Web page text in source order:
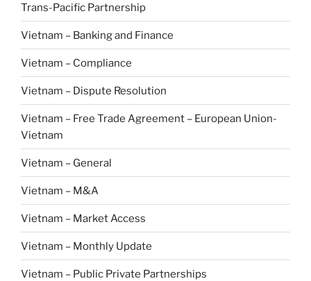
Trans-Pacific Partnership
Vietnam – Banking and Finance
Vietnam – Compliance
Vietnam – Dispute Resolution
Vietnam – Free Trade Agreement – European Union-
Vietnam
Vietnam – General
Vietnam – M&A
Vietnam – Market Access
Vietnam – Monthly Update
Vietnam – Public Private Partnerships